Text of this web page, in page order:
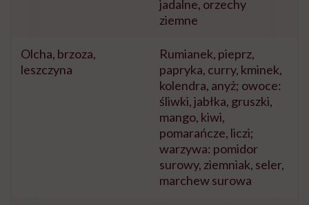
jadalne, orzechy
ziemne
Olcha, brzoza,
leszczyna
Rumianek, pieprz,
papryka, curry, kminek,
kolendra, anyż; owoce:
śliwki, jabłka, gruszki,
mango, kiwi,
pomarańcze, liczi;
warzywa: pomidor
surowy, ziemniak, seler,
marchew surowa